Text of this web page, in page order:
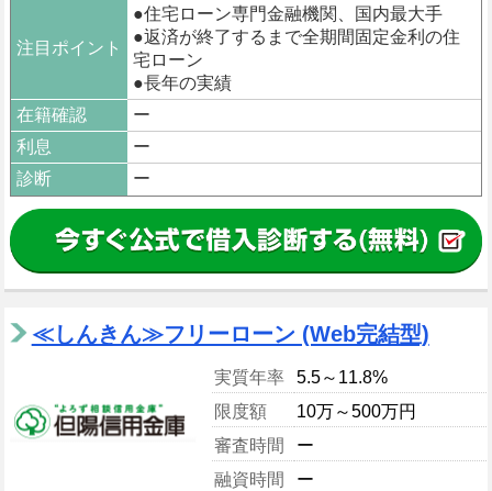
注目ポイント
●住宅ローン専門金融機関、国内最大手
●返済が終了するまで全期間固定金利の住
宅ローン
●長年の実績
在籍確認
ー
利息
ー
診断
ー
≪しんきん≫フリーローン (Web完結型)
実質年率
5.5～11.8%
限度額
10万～500万円
審査時間
ー
融資時間
ー